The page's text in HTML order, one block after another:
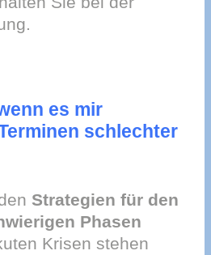
es mir
schlechter
Strategien für den
Phasen
Krisen stehen